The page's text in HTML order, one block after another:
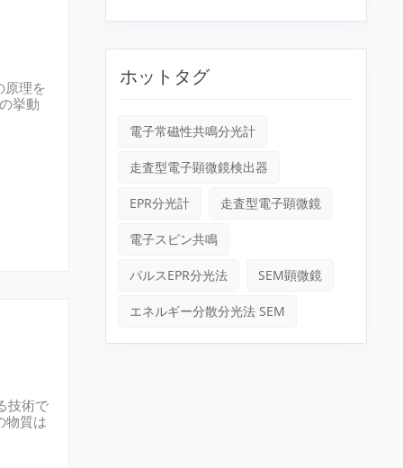
原理を
挙動
ま
技術で
物質は
範囲
ホットタグ
電子常磁性共鳴分光計
走査型電子顕微鏡検出器
EPR分光計 走査型電子顕微鏡
電子スピン共鳴
パルスEPR分光法 SEM顕微鏡
エネルギー分散分光法 SEM